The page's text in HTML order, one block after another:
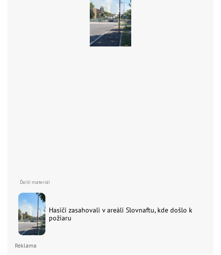
Hasiči zasahovali v areáli Slovnaftu, kde došlo k
požiaru
Reklama